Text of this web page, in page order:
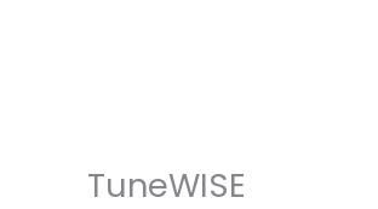
TuneWISE